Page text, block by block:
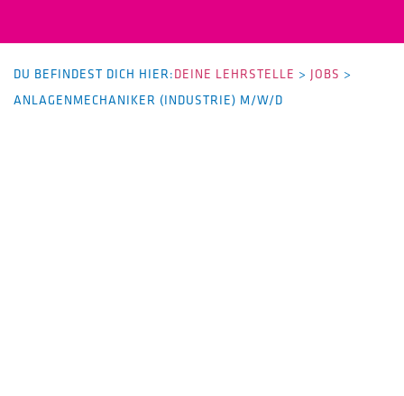
DU BEFINDEST DICH HIER:DEINE LEHRSTELLE > JOBS >
ANLAGENMECHANIKER (INDUSTRIE) M/W/D